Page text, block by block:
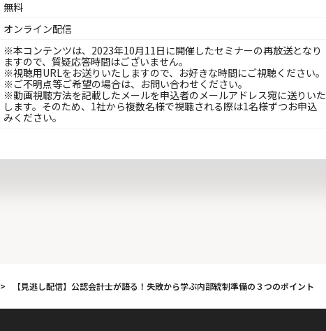
無料
オンライン配信
※本コンテンツは、2023年10月11日に開催したセミナーの再放送となり
ますので、質疑応答時間はございません。
※視聴用URLをお送りいたしますので、お好きな時間にご視聴ください。
※ご不明点等ご希望の場合は、お問い合わせください。
※動画視聴方法を記載したメールを申込者のメールアドレス宛に送りいた
します。そのため、1社から複数名様で視聴される際は1名様ずつお申込
みください。
> 【見逃し配信】公認会計士が語る！失敗から学ぶ内部統制準備の３つのポイント